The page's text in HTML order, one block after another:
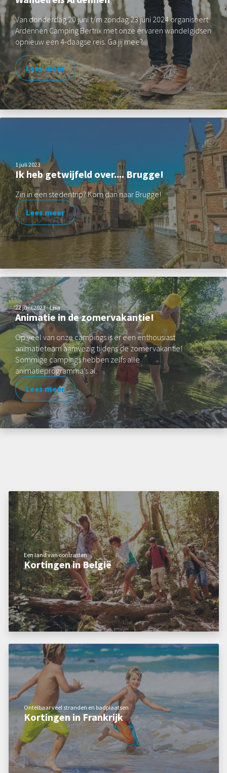
Van donderdag 20 juni t/m zondag 23 juni 2024 organiseert
Ardennen Camping Bertrix met onze ervaren wandelgidsen
opnieuw een 4-daagse reis. Ga jij mee?
Lees meer
Ik heb getwijfeld over.... Brugge!
1 juli 2023
Zin in een stedentrip? Kom dan naar Brugge!
Lees meer
Animatie in de zomervakantie!
22 juni 2023 - Lisa
Op veel van onze campings is er een enthousiast
animatieteam aanwezig tijdens de zomervakantie!
Sommige campings hebben zelfs alle
animatieprogramma's al.
Lees meer
Kortingen in België
Een land van contrasten
Kortingen in Frankrijk
Ontelbaar veel stranden en badplaatsen